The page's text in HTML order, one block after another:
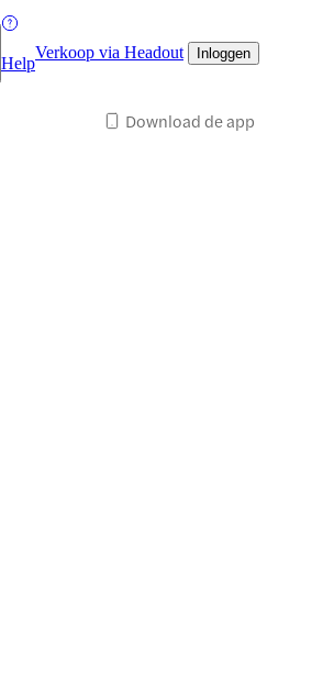
Help
Verkoop via Headout Inloggen
Download de app